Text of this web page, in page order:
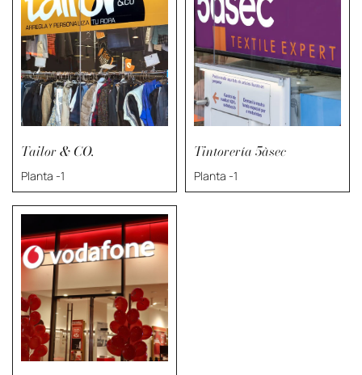
Tailor & CO.
Planta -1
Tintorería 5àsec
Planta -1